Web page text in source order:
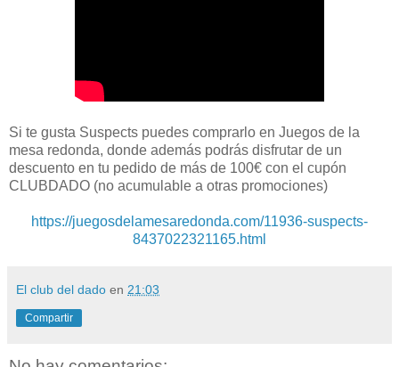
Si te gusta Suspects puedes comprarlo en Juegos de la
mesa redonda, donde además podrás disfrutar de un
descuento en tu pedido de más de 100€ con el cupón
CLUBDADO (no acumulable a otras promociones)
https://juegosdelamesaredonda.com/11936-suspects-
8437022321165.html
El club del dado en 21:03
Compartir